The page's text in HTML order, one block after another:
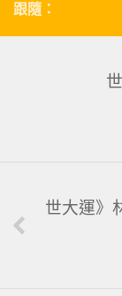
跟隨：
世大運》